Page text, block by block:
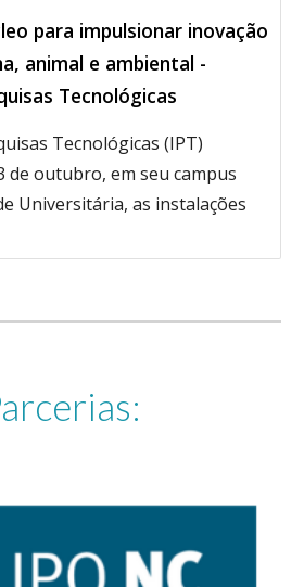
para impulsionar inovação
animal e ambiental -
Tecnológicas
Tecnológicas (IPT)
de outubro, em seu campus
Universitária, as instalações